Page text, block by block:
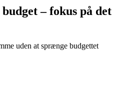
– fokus på det
uden at sprænge budgettet